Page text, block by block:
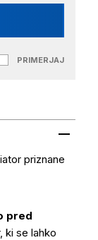
PRIMERJAJ
priznane
pred
ki se lahko